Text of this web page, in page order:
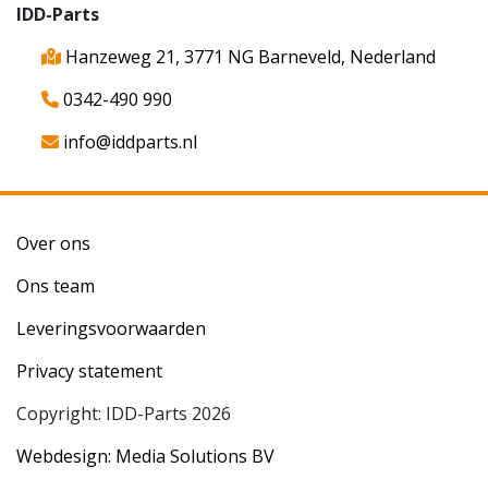
IDD-Parts
Hanzeweg 21, 3771 NG Barneveld, Nederland
0342-490 990
info@iddparts.nl
Over ons
Ons team
Leveringsvoorwaarden
Privacy statement
Copyright: IDD-Parts 2026
Webdesign: Media Solutions BV